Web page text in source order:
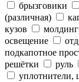
брызговики
(различная)
кузов
освещение
подкапотное
решётки
руль
уплотнители,